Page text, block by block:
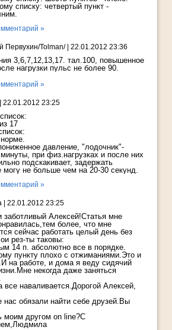
списку: четвертый пункт -
»
Первухин/Tolman/| 22.01.2012 23:36
3,6,7,12,13,17. тал.100, повышенное
нагрузки пульс не более 90.
»
22.01.2012 23:25
17
давление, "лодочник"-
при физ.нагрузках и после них
подскакивает, задержать
могу не больше чем на 20-30 секунд.
»
22.01.2012 23:25
заботливый Алексей!Статья мне
более, что мне
сейчас работать целый день без
рез-ты таковы:
14 п. абсолютно все в порядке.
пункту плохо с отжиманиями.Это и
на работе, и дома я веду сидячий
некогда даже заняться
все наваливается.Дорогой Алексей,
нас обязали найти себе друзей.Вы
моим другом on line?С